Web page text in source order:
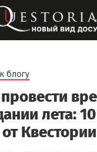
блогу
лета:
от Квестории